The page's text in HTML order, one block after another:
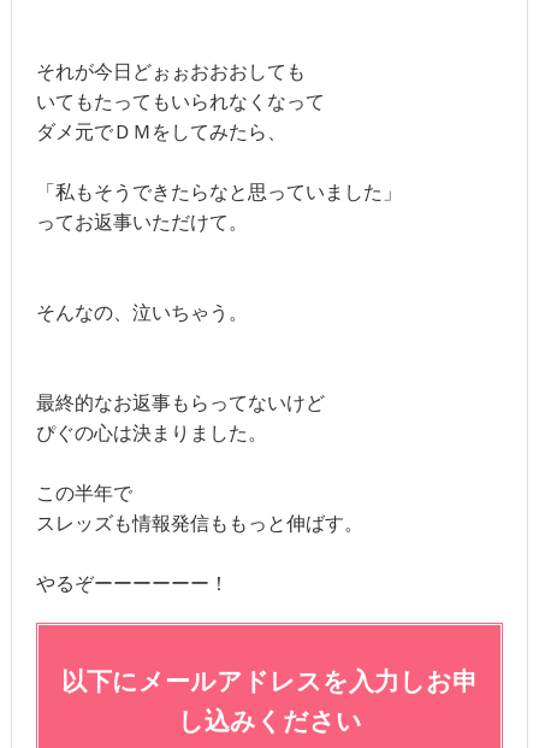
それが今日どぉぉおおおしても
いてもたってもいられなくなって
ダメ元でＤＭをしてみたら、
「私もそうできたらなと思っていました」
ってお返事いただけて。
そんなの、泣いちゃう。
最終的なお返事もらってないけど
ぴぐの心は決まりました。
この半年で
スレッズも情報発信ももっと伸ばす。
やるぞーーーーーー！
以下にメールアドレスを入力しお申
し込みください